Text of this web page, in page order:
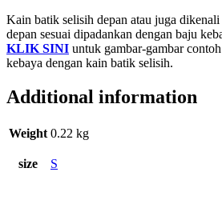
Kain batik selisih depan atau juga
depan sesuai dipadankan dengan baju
KLIK SINI untuk gambar-gambar
kebaya dengan kain batik selisih.
Additional information
Weight 0.22 kg
size S